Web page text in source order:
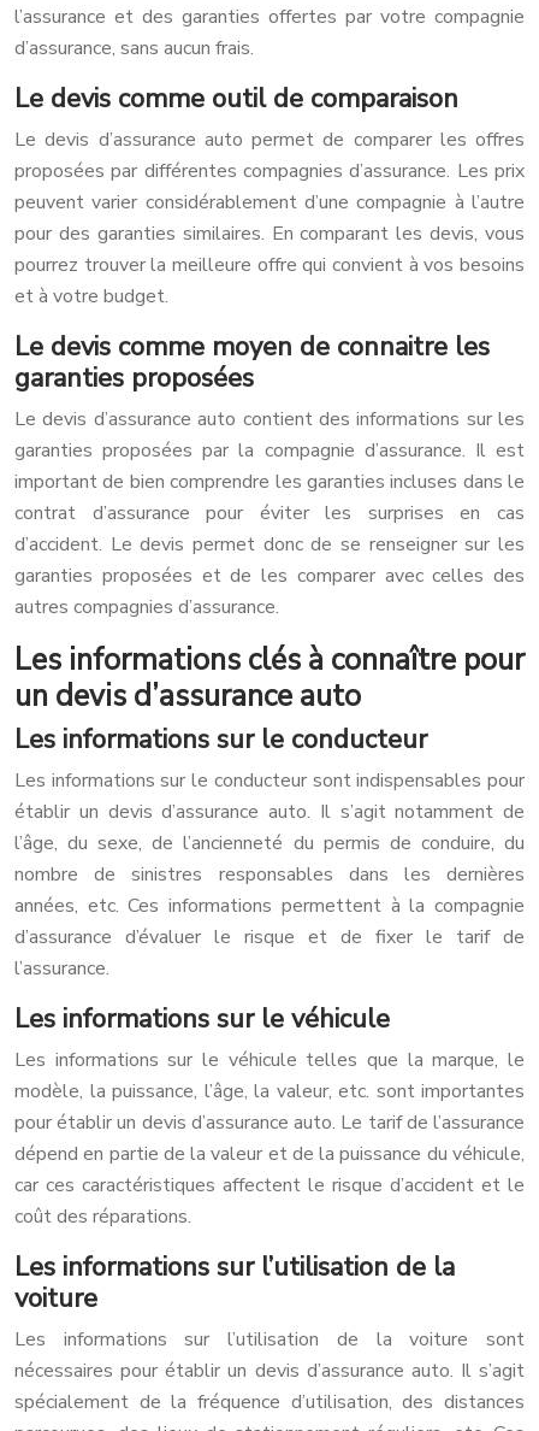
l’assurance et des garanties offertes par votre compagnie
d’assurance, sans aucun frais.
Le devis comme outil de comparaison
Le devis d’assurance auto permet de comparer les offres
proposées par différentes compagnies d’assurance. Les prix
peuvent varier considérablement d’une compagnie à l’autre
pour des garanties similaires. En comparant les devis, vous
pourrez trouver la meilleure offre qui convient à vos besoins
et à votre budget.
Le devis comme moyen de connaitre les
garanties proposées
Le devis d’assurance auto contient des informations sur les
garanties proposées par la compagnie d’assurance. Il est
important de bien comprendre les garanties incluses dans le
contrat d’assurance pour éviter les surprises en cas
d’accident. Le devis permet donc de se renseigner sur les
garanties proposées et de les comparer avec celles des
autres compagnies d’assurance.
Les informations clés à connaître pour
un devis d’assurance auto
Les informations sur le conducteur
Les informations sur le conducteur sont indispensables pour
établir un devis d’assurance auto. Il s’agit notamment de
l’âge, du sexe, de l’ancienneté du permis de conduire, du
nombre de sinistres responsables dans les dernières
années, etc. Ces informations permettent à la compagnie
d’assurance d’évaluer le risque et de fixer le tarif de
l’assurance.
Les informations sur le véhicule
Les informations sur le véhicule telles que la marque, le
modèle, la puissance, l’âge, la valeur, etc. sont importantes
pour établir un devis d’assurance auto. Le tarif de l’assurance
dépend en partie de la valeur et de la puissance du véhicule,
car ces caractéristiques affectent le risque d’accident et le
coût des réparations.
Les informations sur l’utilisation de la
voiture
Les informations sur l’utilisation de la voiture sont
nécessaires pour établir un devis d’assurance auto. Il s’agit
spécialement de la fréquence d’utilisation, des distances